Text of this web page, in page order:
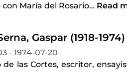
con María del Rosario… Read
Gaspar (1918-1974)
- 1974-07-20
las Cortes, escritor,